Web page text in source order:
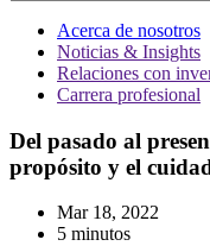
Acerca de nosotros
Noticias & Insights
Relaciones con
Carrera profesional
Del pasado al
propósito y el
Mar 18, 2022
5 minutos